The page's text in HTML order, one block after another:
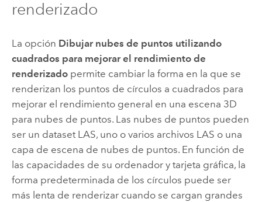
renderizado
La opción Dibujar nubes de puntos utilizando
cuadrados para mejorar el rendimiento de
renderizadopermite cambiar la forma en la que se
renderizan los puntos de círculos a cuadrados para
mejorar el rendimiento general en una escena 3D
para nubes de puntos. Las nubes de puntos pueden
ser un dataset LAS, uno o varios archivos LAS o una
capa de escena de nubes de puntos. En función de
las capacidades de su ordenador y tarjeta gráfica, la
forma predeterminada de los círculos puede ser
más lenta de renderizar cuando se cargan grandes